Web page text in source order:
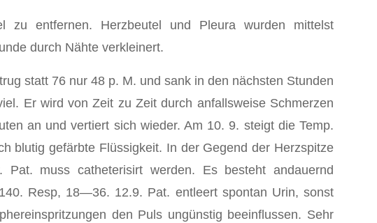
zu entfernen. Herzbeutel und Pleura wurden mittelst
durch Nähte verkleinert.
statt 76 nur 48 p. M. und sank in den nächsten Stunden
Er wird von Zeit zu Zeit durch anfallsweise Schmerzen
an und vertiert sich wieder. Am 10. 9. steigt die Temp.
blutig gefärbte Flüssigkeit. In der Gegend der Herzspitze
muss catheterisirt werden. Es besteht andauernd
Resp, 18—36. 12.9. Pat. entleert spontan Urin, sonst
den Puls ungünstig beeinflussen. Sehr